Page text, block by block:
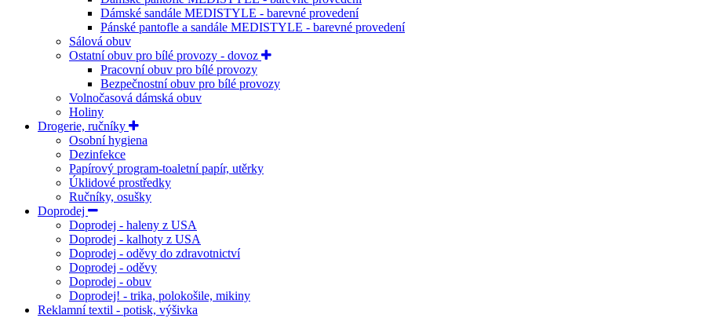
Dámské sandále MEDISTYLE - barevné provedení
Pánské pantofle a sandále MEDISTYLE - barevné provedení
Sálová obuv
Ostatní obuv pro bílé provozy - dovoz
Pracovní obuv pro bílé provozy
Bezpečnostní obuv pro bílé provozy
Volnočasová dámská obuv
Holiny
Drogerie, ručníky
Osobní hygiena
Dezinfekce
Papírový program-toaletní papír, utěrky
Úklidové prostředky
Ručníky, osušky
Doprodej
Doprodej - haleny z USA
Doprodej - kalhoty z USA
Doprodej - oděvy do zdravotnictví
Doprodej - oděvy
Doprodej - obuv
Doprodej! - trika, polokošile, mikiny
Reklamní textil - potisk, výšivka